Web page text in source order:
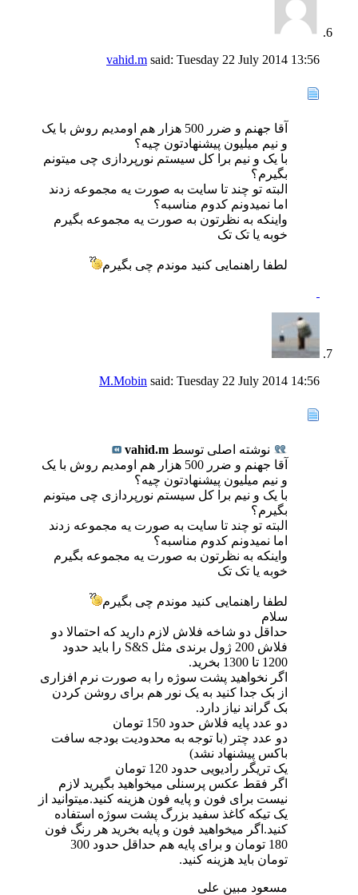
vahid.m said: Tuesday 22 July 2014 13:56
آقا جهنم و ضرر 500 هزار هم اومدیم روش با یک
و نیم میلیون پیشنهادتون چیه؟
با یک و نیم برا کل سیستم نورپردازی چی میتونم
بگیرم؟
البته تو چند تا سایت به صورت یه مجموعه زدند
اما نمیدونم کدوم مناسبه؟
واینکه به نظرتون به صورت یه مجموعه بگیرم
خوبه یا تک تک
لطفا راهنمایی کنید موندم چی بگیرم
M.Mobin said: Tuesday 22 July 2014 14:56
نوشته اصلی توسط vahid.m
آقا جهنم و ضرر 500 هزار هم اومدیم روش با یک
و نیم میلیون پیشنهادتون چیه؟
با یک و نیم برا کل سیستم نورپردازی چی میتونم
بگیرم؟
البته تو چند تا سایت به صورت یه مجموعه زدند
اما نمیدونم کدوم مناسبه؟
واینکه به نظرتون به صورت یه مجموعه بگیرم
خوبه یا تک تک
لطفا راهنمایی کنید موندم چی بگیرم
سلام
حداقل دو شاخه فلاش لازم دارید که احتمالا دو
فلاش 200 ژول برندی مثل S&S را باید حدود
1200 تا 1300 بخرید.
اگر نخواهید پشت سوژه را به صورت نرم افزاری
از بک جدا کنید به یک نور هم برای روشن کردن
بک گراند نیاز دارد.
دو عدد پایه فلاش حدود 150 تومان
دو عدد چتر (با توجه به محدودیت بودجه سافت
باکس پیشنهاد نشد)
یک تریگر رادیویی حدود 120 تومان
اگر فقط عکس پرسنلی میخواهید بگیرید لازم
نیست برای فون و پایه فون هزینه کنید.میتوانید از
یک تیکه کاغذ سفید بزرگ پشت سوژه استفاده
کنید.اگر میخواهید فون و پایه بخرید هر رنگ فون
180 تومان و برای پایه هم حداقل حدود 300
تومان باید هزینه کنید.
مسعود مبین علی